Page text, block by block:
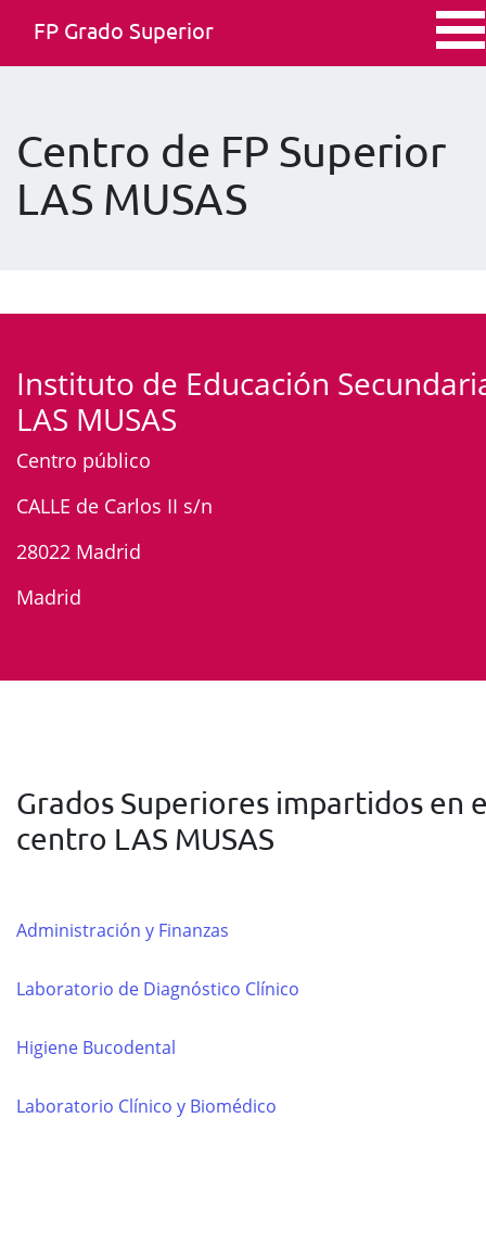
FP Grado Superior
Centro de FP Superior
LAS MUSAS
Instituto de Educación
LAS MUSAS
Centro público
CALLE de Carlos II s/n
28022 Madrid
Madrid
Grados Superiores impartidos en
centro LAS MUSAS
Administración y Finanzas
Laboratorio de Diagnóstico Clínico
Higiene Bucodental
Laboratorio Clínico y Biomédico